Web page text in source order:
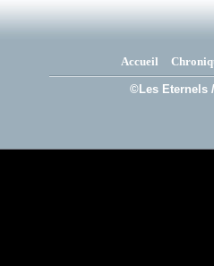
Accueil
©Les Eternels